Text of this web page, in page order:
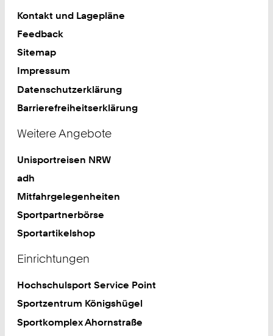
Kontakt und Lagepläne
Feedback
Sitemap
Impressum
Datenschutzerklärung
Barrierefreiheitserklärung
Weitere Angebote
Unisportreisen NRW
adh
Mitfahrgelegenheiten
Sportpartnerbörse
Sportartikelshop
Einrichtungen
Hochschulsport Service Point
Sportzentrum Königshügel
Sportkomplex Ahornstraße